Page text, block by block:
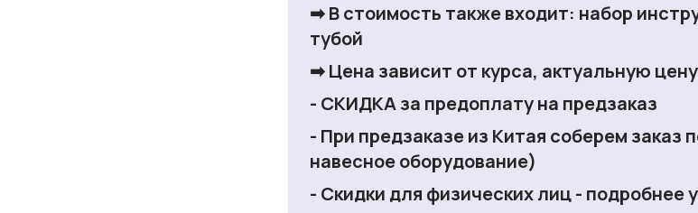
➡В стоимость также входит: набор
тубой
➡Цена зависит от курса, актуальную
- СКИДКА за предоплату на предзаказ
- При предзаказе из Китая соберем
навесное оборудование)
- Скидки для физических лиц - подробнее